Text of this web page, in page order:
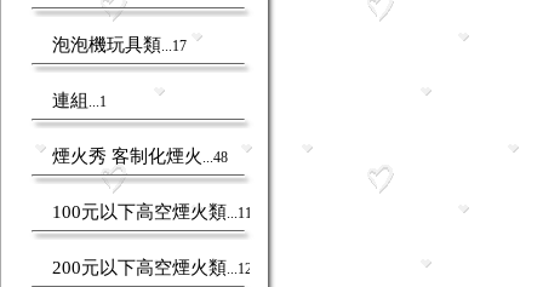
泡泡機玩具類 ...17
連組 ...1
煙火秀 客制化煙火 ...48
100元以下高空煙火類 ...11
200元以下高空煙火類 ...12